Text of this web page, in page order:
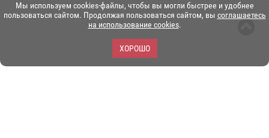
Мы используем cookies-файлы, чтобы вы могли быстрее и удобнее
пользоваться сайтом. Продолжая пользоваться сайтом, вы соглашаетесь
на использование cookies.
ХОРОШО